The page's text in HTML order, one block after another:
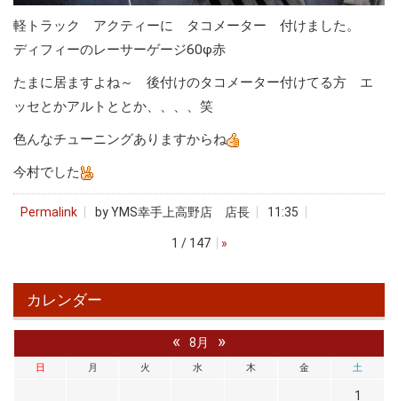
軽トラック アクティーに タコメーター 付けました。
ディフィーのレーサーゲージ60φ赤
たまに居ますよね～ 後付けのタコメーター付けてる方 エ
ッセとかアルトととか、、、、笑
色んなチューニングありますからね
今村でした
Permalink by YMS幸手上高野店 店長 11:35
1 / 147 »
カレンダー
« 8月 »
日 月 火 水 木 金 土
1